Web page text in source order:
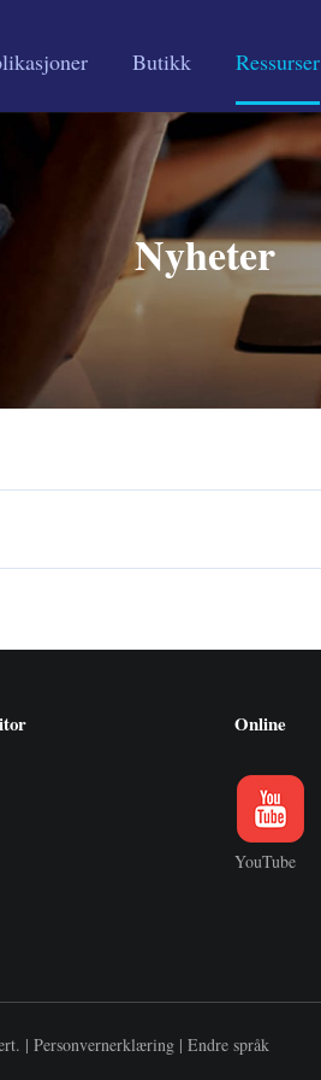
Butikk Ressurser
Nyheter
Online
YouTube
| Personvernerklæring| Endre språk